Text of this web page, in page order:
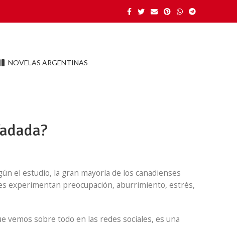
NOVELAS ARGENTINAS
el estudio, la gran mayoría de los canadienses
experimentan preocupación, aburrimiento, estrés,
vemos sobre todo en las redes sociales, es una